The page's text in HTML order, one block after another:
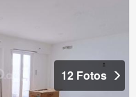
12 Fotos